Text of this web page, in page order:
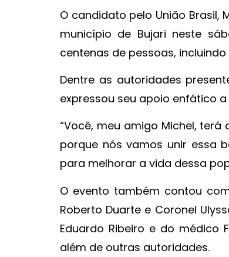
O candidato pelo União Brasil,
município de Bujari neste
centenas de pessoas,
Dentre as autoridades
expressou seu apoio enfático a
“Você, meu amigo Michel,
porque nós vamos unir essa
para melhorar a vida dessa
O evento também contou
Roberto Duarte e Coronel
Eduardo Ribeiro e do médico
além de outras autoridades.